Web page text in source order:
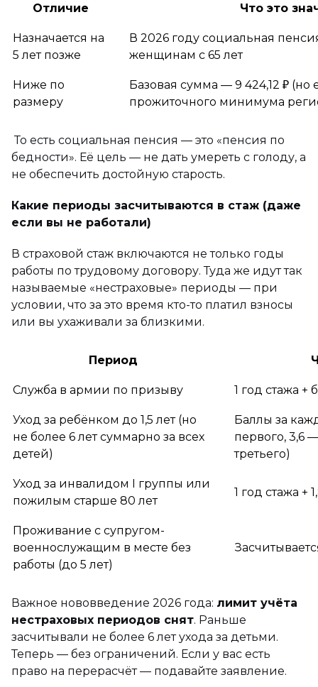
Отличие Что это
Назначается на
5 лет позже
В 2026 году социальная
женщинам с 65 лет
Ниже по
размеру
Базовая сумма — 9 424,12 ₽ (но
прожиточного минимума
То есть социальная пенсия — это «пенсия по
бедности». Её цель — не дать умереть с голоду, а
не обеспечить достойную старость.
Какие периоды засчитываются в стаж (даже
если вы не работали)
В страховой стаж включаются не только годы
работы по трудовому договору. Туда же идут так
называемые «нестраховые» периоды — при
условии, что за это время кто-то платил взносы
или вы ухаживали за близкими.
Период
Служба в армии по призыву 1 год стажа +
Уход за ребёнком до 1,5 лет (но
не более 6 лет суммарно за всех
детей)
Баллы за
первого, 3,6
третьего)
Уход за инвалидом I группы или
пожилым старше 80 лет
1 год стажа +
Проживание с супругом-
военнослужащим в месте без
работы (до 5 лет)
Важное нововведение 2026 года: лимит учёта
нестраховых периодов снят. Раньше
засчитывали не более 6 лет ухода за детьми.
Теперь — без ограничений. Если у вас есть
право на перерасчёт — подавайте заявление.